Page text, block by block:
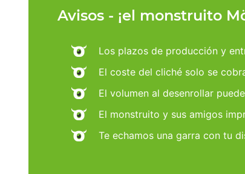
Avisos - ¡el monstruito
Los plazos de producción y
El coste del cliché solo se
El volumen al desenrollar
El monstruito y sus amigos
Te echamos una garra con tu